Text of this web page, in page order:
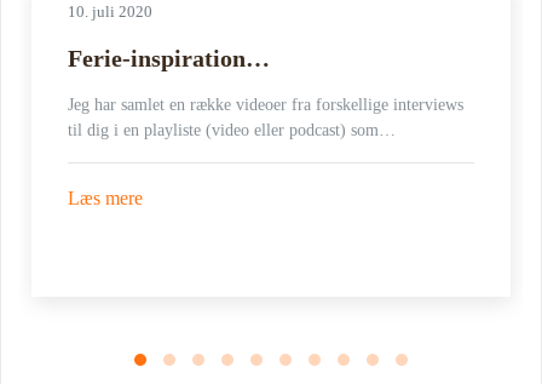
10. juli 2020
Ferie-inspiration…
Jeg har samlet en række videoer fra forskellige interviews
til dig i en playliste (video eller podcast) som…
Læs mere